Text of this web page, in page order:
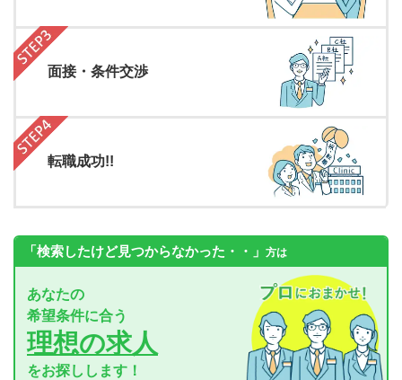
面接・条件交渉
転職成功!!
「検索したけど見つからなかった・・」 方は
あなたの
希望条件に合う
理想の求人
をお探しします！